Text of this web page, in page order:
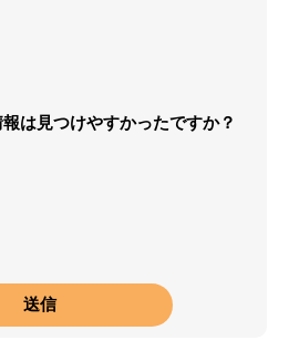
は見つけやすかったですか？